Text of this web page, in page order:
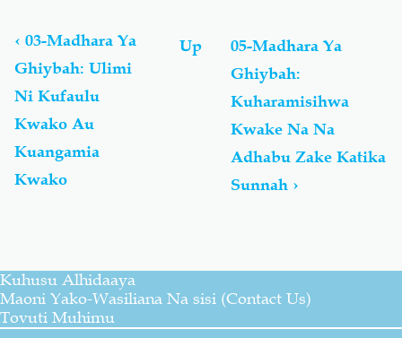
links
for
Madhara
Ya
Ghiybah
Na
An-
‹ 03-Madhara Ya
Ghiybah: Ulimi
Ni Kufaulu
Kwako Au
Kuangamia
Kwako
Up
05-Madhara Ya
Ghiybah:
Kuharamisihwa
Kwake Na Na
Adhabu Zake Katika
Sunnah ›
Kuhusu Alhidaaya
Maoni Yako-Wasiliana Na sisi (Contact Us)
Tovuti Muhimu